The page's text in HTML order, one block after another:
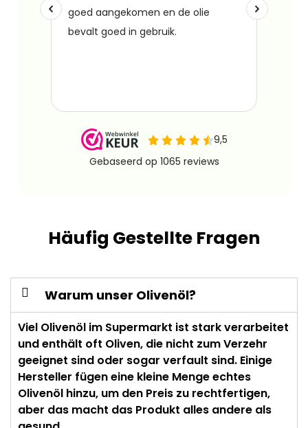
Häufig Gestellte Fragen
Warum unser Olivenöl?
Viel Olivenöl im Supermarkt ist stark verarbeitet
und enthält oft Oliven, die nicht zum Verzehr
geeignet sind oder sogar verfault sind. Einige
Hersteller fügen eine kleine Menge echtes
Olivenöl hinzu, um den Preis zu rechtfertigen,
aber das macht das Produkt alles andere als